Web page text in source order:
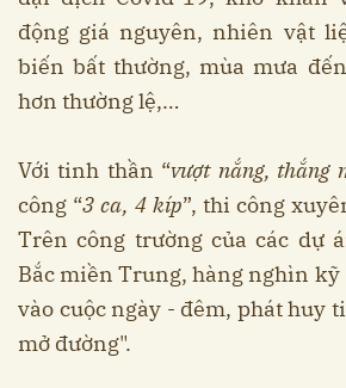
động giá nguyên, nhiên vật
biến bất thường, mùa mưa
hơn thường lệ,…
Với tinh thần “vượt nắng, thắng
công “3 ca, 4 kíp”, thi công
Trên công trường của các dự
Bắc miền Trung, hàng nghìn kỹ
vào cuộc ngày - đêm, phát huy
mở đường".